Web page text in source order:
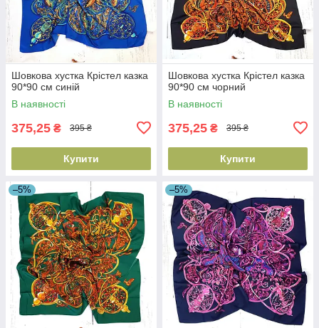
Шовкова хустка Крістел казка
90*90 см синій
В наявності
375,25 ₴ 395 ₴
Купити
Шовкова хустка Крістел казка
90*90 см чорний
В наявності
375,25 ₴ 395 ₴
Купити
–5% –5%